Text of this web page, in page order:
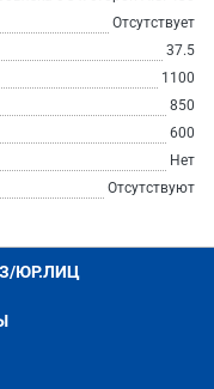
Отсутствует
37.5
1100
850
600
Нет
Отсутствуют
ЮР.ЛИЦ